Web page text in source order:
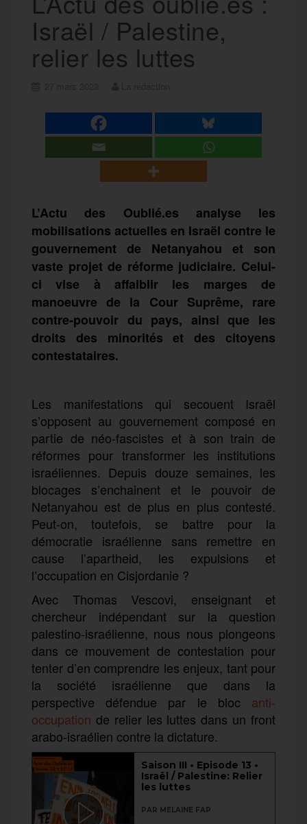
Israël / Palestine,
relier les luttes
L’Actu des Oublié.es analyse les
mobilisations actuelles en Israël contre le
gouvernement de Netanyahou et son
vaste projet de réforme judiciaire. Celui-
ci vise à affaiblir les marges de
manoeuvre de la Cour Suprême, rare
contre-pouvoir du pays, ainsi que les
droits des minorités et des citoyens
contestataires.
Les manifestations qui secouent Israël
s’opposent au gouvernement composé en
partie de néo-fascistes et à son train de
réformes pour transformer les institutions
israéliennes. Depuis douze semaines, les
blocages s’enchainent et le pouvoir de
Netanyahou est de plus en plus contesté.
Peut-on, toutefois, se battre pour la
démocratie israélienne sans remettre en
cause l’apartheid, les expulsions et
l’occupation en Cisjordanie ?
Avec Thomas Vescovi, enseignant et
chercheur indépendant sur la question
palestino-israélienne, nous nous plongeons
dans ce mouvement de contestation pour
tenter d’en comprendre les enjeux, tant pour
la société israélienne que dans la
perspective défendue par le bloc anti-
occupation de relier les luttes dans un front
arabo-israélien contre la dictature.